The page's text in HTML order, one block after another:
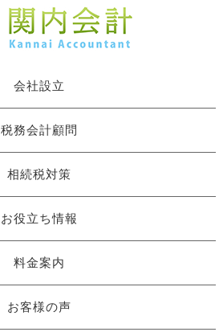
会社設立
税務会計顧問
相続税対策
お役立ち情報
料金案内
お客様の声